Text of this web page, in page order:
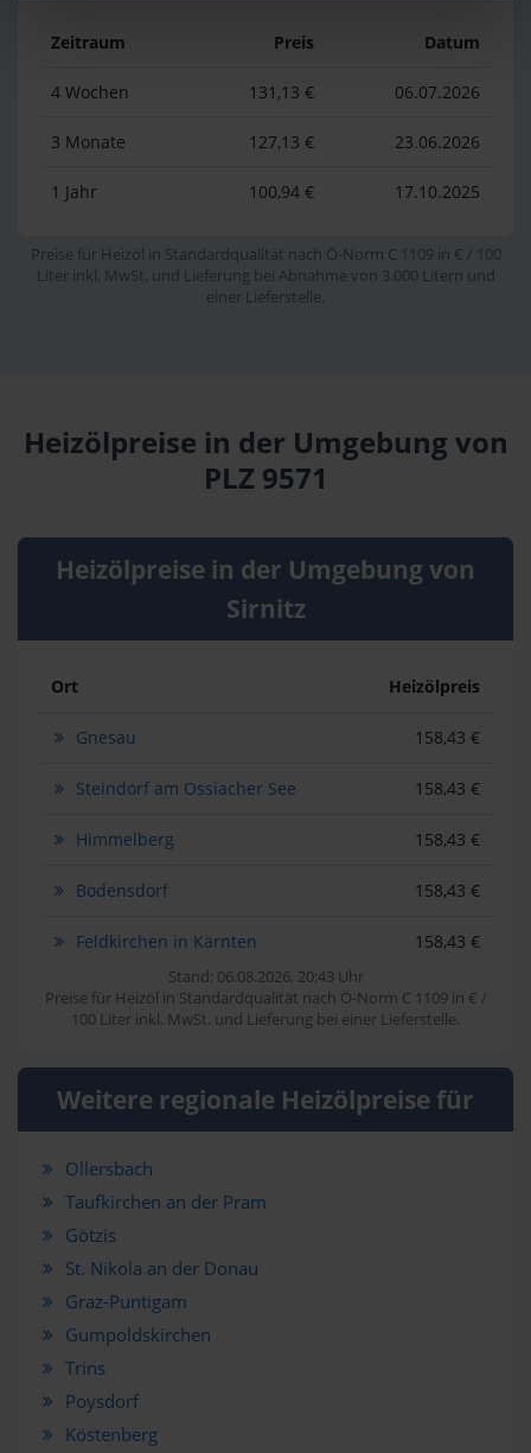
Zeitraum Preis Datum
4 Wochen 131,13 € 06.07.2026
3 Monate 127,13 € 23.06.2026
1 Jahr 100,94 € 17.10.2025
Preise für Heizöl in Standardqualität nach Ö-Norm C 1109 in € / 100
Liter inkl. MwSt. und Lieferung bei Abnahme von 3.000 Litern und
einer Lieferstelle.
Heizölpreise in der Umgebung von
PLZ 9571
Heizölpreise in der Umgebung von
Sirnitz
Ort Heizölpreis
Gnesau 158,43 €
Steindorf am Ossiacher See 158,43 €
Himmelberg 158,43 €
Bodensdorf 158,43 €
Feldkirchen in Kärnten 158,43 €
Stand: 06.08.2026, 20:43 Uhr
Preise für Heizöl in Standardqualität nach Ö-Norm C 1109 in € /
100 Liter inkl. MwSt. und Lieferung bei einer Lieferstelle.
Weitere regionale Heizölpreise für
Ollersbach
Taufkirchen an der Pram
Götzis
St. Nikola an der Donau
Graz-Puntigam
Gumpoldskirchen
Trins
Poysdorf
Köstenberg